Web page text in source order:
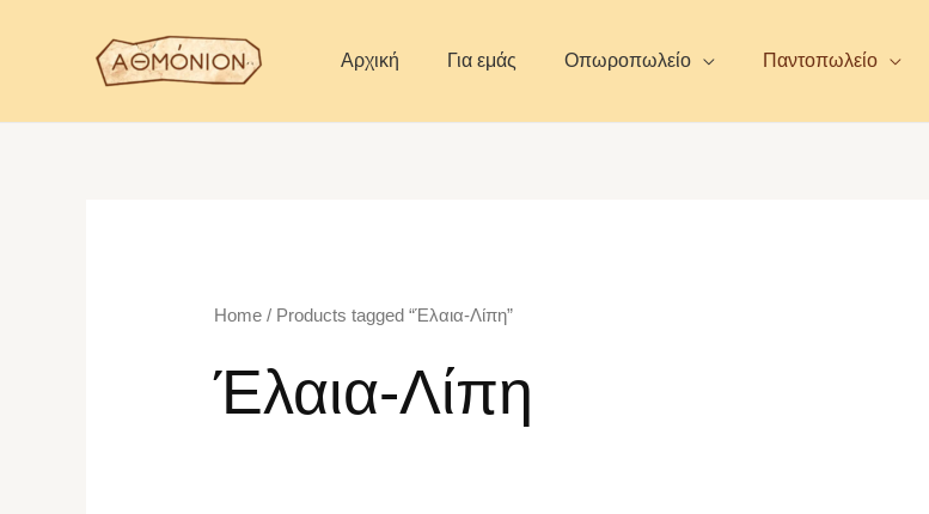
Αρχική Για εμάς Οπωροπωλείο Παντοπωλείο
Home/ Products tagged “Έλαια-Λίπη”
Έλαια-Λίπη